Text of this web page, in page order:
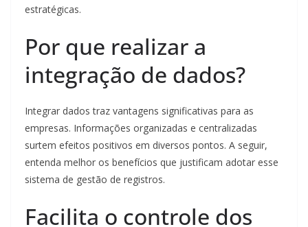
estratégicas.
Por que realizar a
integração de dados?
Integrar dados traz vantagens significativas para as
empresas. Informações organizadas e centralizadas
surtem efeitos positivos em diversos pontos. A seguir,
entenda melhor os benefícios que justificam adotar esse
sistema de gestão de registros.
Facilita o controle dos